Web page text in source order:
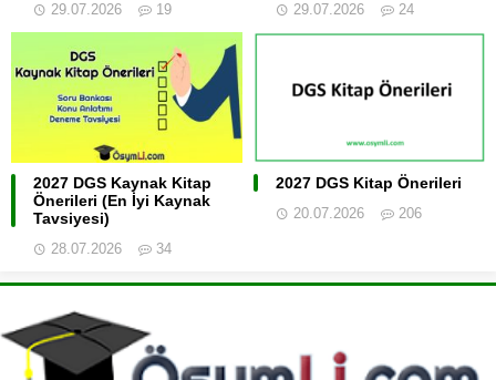
29.07.2026 19 29.07.2026 24
2027 DGS Kaynak Kitap
Önerileri (En İyi Kaynak
Tavsiyesi)
28.07.2026 34
2027 DGS Kitap Önerileri
20.07.2026 206